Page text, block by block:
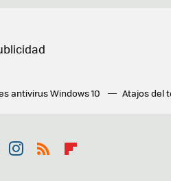
antivirus Windows 10 Atajos del